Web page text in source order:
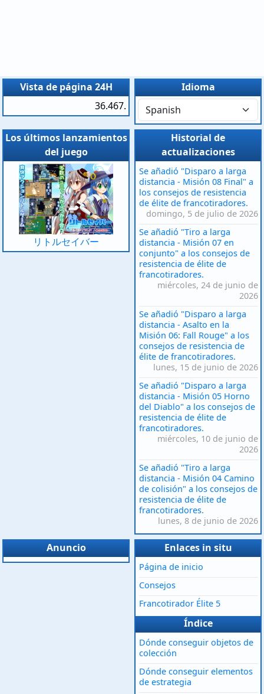
Vista de página 24H
36.467.
Idioma
Los últimos lanzamientos
del juego
リトルセイバー
Historial de
actualizaciones
Se añadió "Disparo a larga
distancia - Misión 08 Final" a
los consejos de resistencia
de élite de francotiradores.
domingo, 5 de julio de 2026
Se añadió "Tiro a larga
distancia - Misión 07 en
conjunto" a los consejos de
resistencia de élite de
francotiradores.
miércoles, 24 de junio de
2026
Se añadió "Disparo a larga
distancia - Asalto en la
Misión 06: Fall Rouge" a los
consejos de resistencia de
élite de francotiradores.
lunes, 15 de junio de 2026
Se añadió "Disparo a larga
distancia - Misión 05 Horno
del Diablo" a los consejos de
resistencia de élite de
francotiradores.
miércoles, 10 de junio de
2026
Se añadió "Tiro a larga
distancia - Misión 04 Camino
de colisión" a los consejos de
resistencia de élite de
francotiradores.
lunes, 8 de junio de 2026
Anuncio Enlaces in situ
Página de inicio
Consejos
Francotirador Élite 5
Índice
Dónde conseguir objetos de
colección
Dónde conseguir elementos
de estrategia